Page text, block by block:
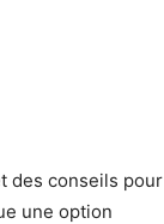
des conseils pour
une option